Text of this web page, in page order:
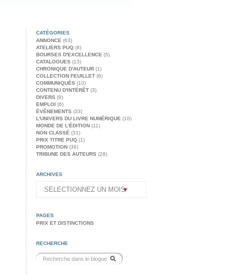
CATÉGORIES
ANNONCE (63)
ATELIERS PUQ (8)
BOURSES D'EXCELLENCE (5)
CATALOGUES (13)
CHRONIQUE D'AUTEUR (1)
COLLECTION FEUILLET (8)
COMMUNIQUÉS (10)
CONTENU D'INTÉRÊT (3)
DIVERS (9)
EMPLOI (6)
ÉVÉNEMENTS (33)
L'UNIVERS DU LIVRE NUMÉRIQUE (10)
MONDE DE L'ÉDITION (11)
NON CLASSÉ (31)
PRIX TITRE PUQ (1)
PROMOTION (36)
TRIBUNE DES AUTEURS (28)
ARCHIVES
PAGES
PRIX ET DISTINCTIONS
RECHERCHE